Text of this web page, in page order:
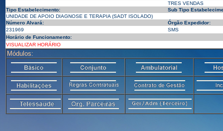
TRES VENDAS
Tipo Estabelecimento:
Sub Tipo
UNIDADE DE APOIO DIAGNOSE E TERAPIA (SADT ISOLADO)
Número Alvará:
Órgão Expedidor:
231969
SMS
Horário de Funcionamento:
VISUALIZAR HORÁRIO
Módulos: